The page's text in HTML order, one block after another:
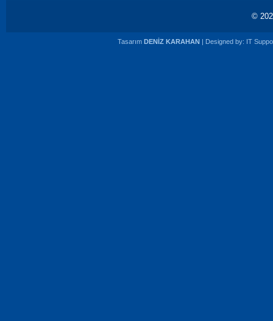
©
Tasarım DENİZ KARAHAN| Designed by: IT